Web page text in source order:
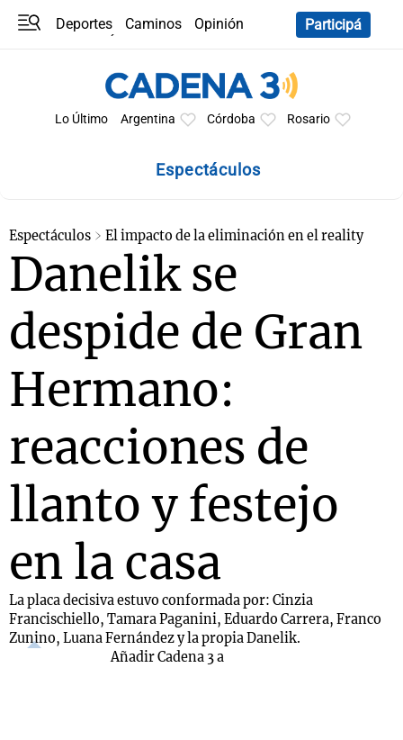
Deportes Caminos
Opinión
Participá
Lo Último Argentina Córdoba Rosario
Espectáculos
Espectáculos El impacto de la eliminación en el reality
Danelik se
despide de Gran
Hermano:
reacciones de
llanto y festejo
en la casa
La placa decisiva estuvo conformada por: Cinzia
Francischiello, Tamara Paganini, Eduardo Carrera, Franco
Zunino, Luana Fernández y la propia Danelik.
Añadir Cadena 3 a